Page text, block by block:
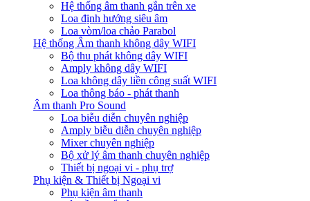
Hệ thống âm thanh gắn trên xe
Loa định hướng siêu âm
Loa vòm/loa chảo Parabol
Hệ thống Âm thanh không dây WIFI
Bộ thu phát không dây WIFI
Amply không dây WIFI
Loa không dây liền công suất WIFI
Loa thông báo - phát thanh
Âm thanh Pro Sound
Loa biễu diễn chuyên nghiệp
Amply biễu diễn chuyên nghiệp
Mixer chuyên nghiệp
Bộ xử lý âm thanh chuyên nghiệp
Thiết bị ngoại vi - phụ trợ
Phụ kiện & Thiết bị Ngoại vi
Phụ kiện âm thanh